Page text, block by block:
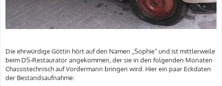
Die ehrwürdige Göttin hört auf den Namen „Sophie“ und ist mittlerweile
beim DS-Restaurator angekommen, der sie in den folgenden Monaten
Chassistechnisch auf Vordermann bringen wird. Hier ein paar Eckdaten
der Bestandsaufnahme: